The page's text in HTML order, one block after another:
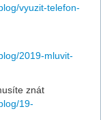
vyuzit-telefon-
2019-mluvit-
znát
19-